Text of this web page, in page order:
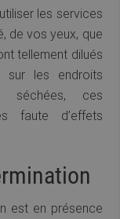
les services
de vos yeux, que
tellement dilués
sur les endroits
séchées, ces
faute d’effets
est en présence